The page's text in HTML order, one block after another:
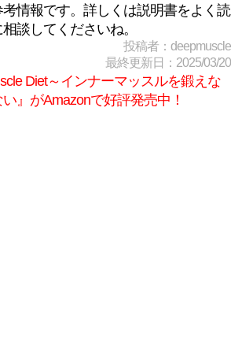
情報です。詳しくは説明書をよく読
談してくださいね。
投稿者：deepmuscle
最終更新日：2025/03/20
Diet～インナーマッスルを鍛えな
』がAmazonで好評発売中！